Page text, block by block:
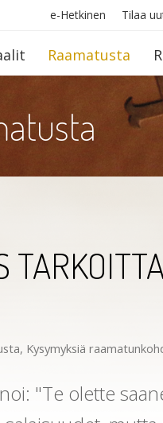
e-Hetkinen Tilaa
Raamatusta
, Kysymyksiä
"Te olette